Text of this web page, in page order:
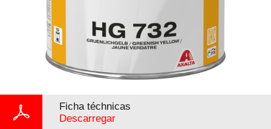
Ficha téchnicas
Descarregar